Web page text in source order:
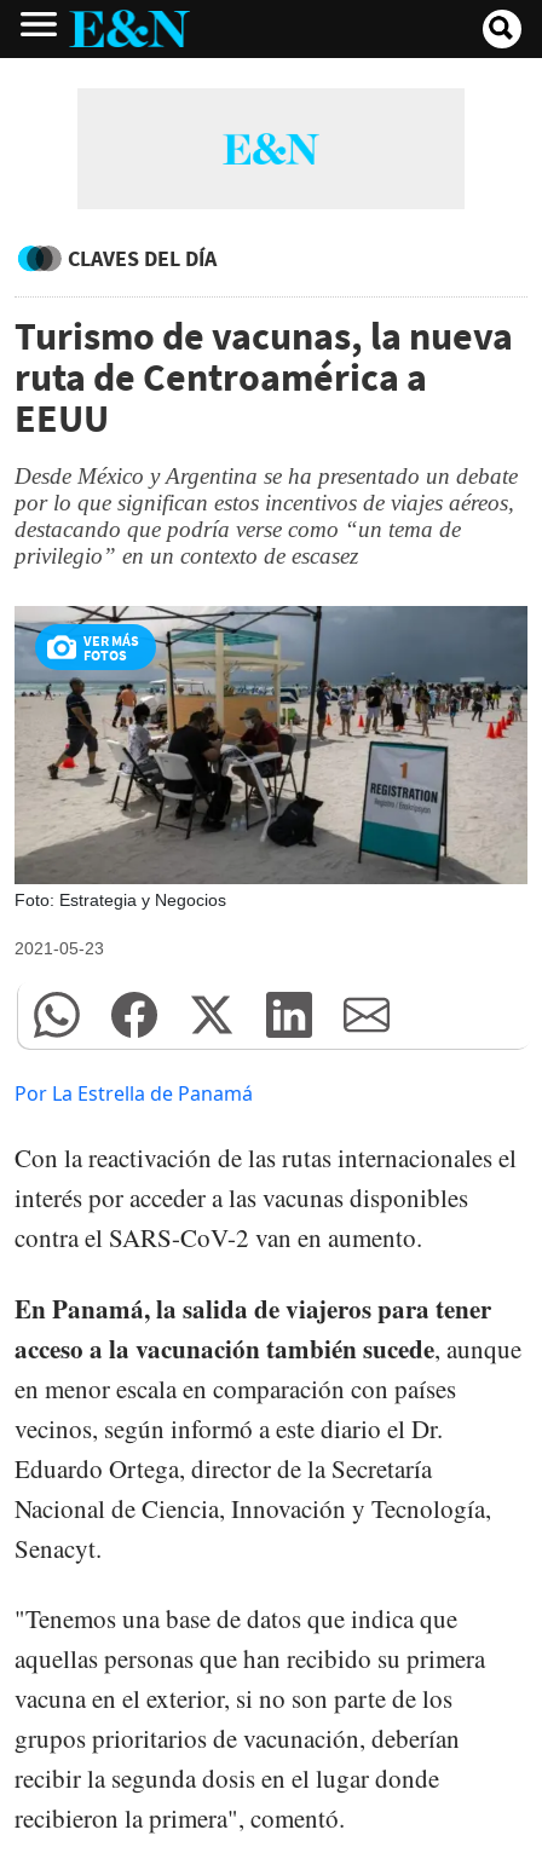
CLAVES DEL DÍA
Turismo de vacunas, la nueva
ruta de Centroamérica a
EEUU
Desde México y Argentina se ha presentado un debate
por lo que significan estos incentivos de viajes aéreos,
destacando que podría verse como “un tema de
privilegio” en un contexto de escasez
VER MÁS
FOTOS
Foto: Estrategia y Negocios
2021-05-23
Por La Estrella de Panamá
Con la reactivación de las rutas internacionales el
interés por acceder a las vacunas disponibles
contra el SARS-CoV-2 van en aumento.
En Panamá, la salida de viajeros para tener
acceso a la vacunación también sucede, aunque
en menor escala en comparación con países
vecinos, según informó a este diario el Dr.
Eduardo Ortega, director de la Secretaría
Nacional de Ciencia, Innovación y Tecnología,
Senacyt.
"Tenemos una base de datos que indica que
aquellas personas que han recibido su primera
vacuna en el exterior, si no son parte de los
grupos prioritarios de vacunación, deberían
recibir la segunda dosis en el lugar donde
recibieron la primera", comentó.